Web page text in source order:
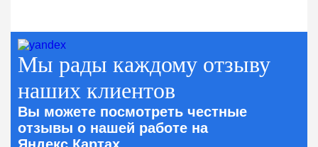
Мы рады каждому отзыву
наших клиентов
Вы можете посмотреть честные
отзывы о нашей работе на